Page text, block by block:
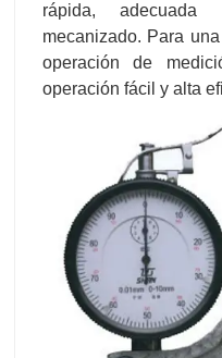
rápida,
mecanizado. Para
operación de
operación fácil y alta